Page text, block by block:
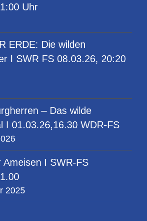
Uhr
ERDE: Die wilden
I SWR FS 08.03.26, 20:20
– Das wilde
I 01.03.26,16.30 WDR-FS
Ameisen I SWR-FS
2025